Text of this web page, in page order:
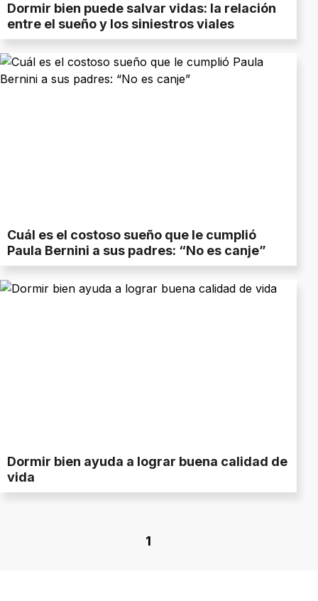
Dormir bien puede salvar vidas: la relación
entre el sueño y los siniestros viales
Cuál es el costoso sueño que le cumplió
Paula Bernini a sus padres: “No es canje”
Dormir bien ayuda a lograr buena calidad de
vida
1